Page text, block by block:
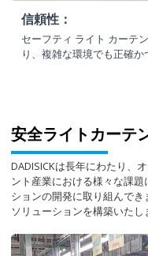
信頼性：
セーフティ ライト カーテ
り、複雑な環境でも正確か
安全ライトカーテ
DADISICKは長年にわたり、
ント産業における様々な課
ションの開発に取り組んで
ソリューションを構築いたし